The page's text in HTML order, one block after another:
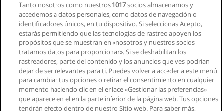
Tanto nosotros como nuestros 1017socios almacenamos y
accedemos a datos personales, como datos de navegación o
identificadores únicos, en tu dispositivo. Si seleccionas Acepto,
estarás permitiendo que las tecnologías de rastreo apoyen los
propósitos que se muestran en «nosotros y nuestros socios
tratamos datos para proporcionar». Si se deshabilitan los
rastreadores, parte del contenido y los anuncios que ves podrían
dejar de ser relevantes para ti. Puedes volver a acceder a este menú
para cambiar tus opciones o retirar el consentimiento en cualquier
momento haciendo clic en el enlace «Gestionar las preferencias»
que aparece en el en la parte inferior de la página web. Tus opciones
tendrán efecto dentro de nuestro Sitio web. Para saber más,